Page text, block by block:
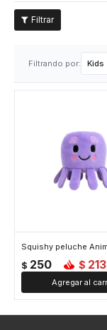
Filtrando por: Kids
$ 250 $ 213